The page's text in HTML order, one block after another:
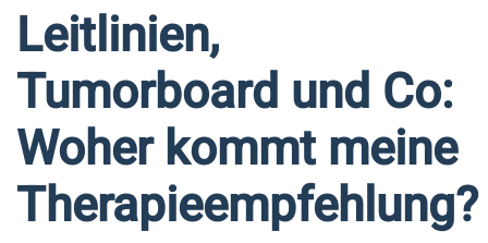
Leitlinien,
Tumorboard und Co:
Woher kommt meine
Therapieempfehlung?